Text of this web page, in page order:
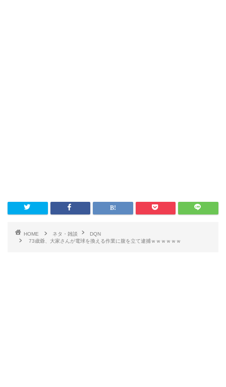
HOME ネタ・雑談
DQN
73歳爺、大家さんが電球を換える作業に腹を立て逮捕ｗｗｗｗｗｗ